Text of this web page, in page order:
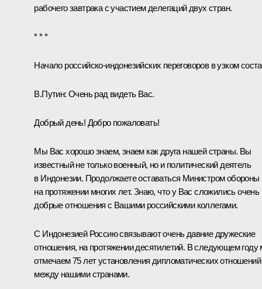
рабочего завтрака с участием делегаций двух стран.
* * *
Начало российско-индонезийских переговоров в узком
В.Путин: Очень рад видеть Вас.
Добрый день! Добро пожаловать!
Мы Вас хорошо знаем, знаем как друга нашей страны. Вы
известный не только военный, но и политический деятель
в Индонезии. Продолжаете оставаться Министром обороны
на протяжении многих лет. Знаю, что у Вас сложились очень
добрые отношения с Вашими российскими коллегами.
С Индонезией Россию связывают очень давние дружеские
отношения, на протяжении десятилетий. В следующем году
отмечаем 75 лет установления дипломатических отношений
между нашими странами.